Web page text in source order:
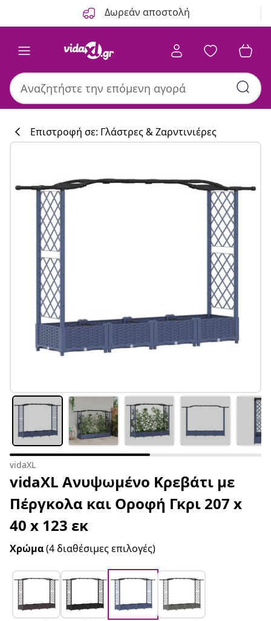
Δωρεάν αποστολή
#sharemevidaxl
Επιστροφή σε: Γλάστρες & Ζαρντινιέρες
vidaXL
vidaXL Ανυψωμένο Κρεβάτι με
Πέργκολα και Οροφή Γκρι 207 x
40 x 123 εκ
Χρώμα(4 διαθέσιμες επιλογές)